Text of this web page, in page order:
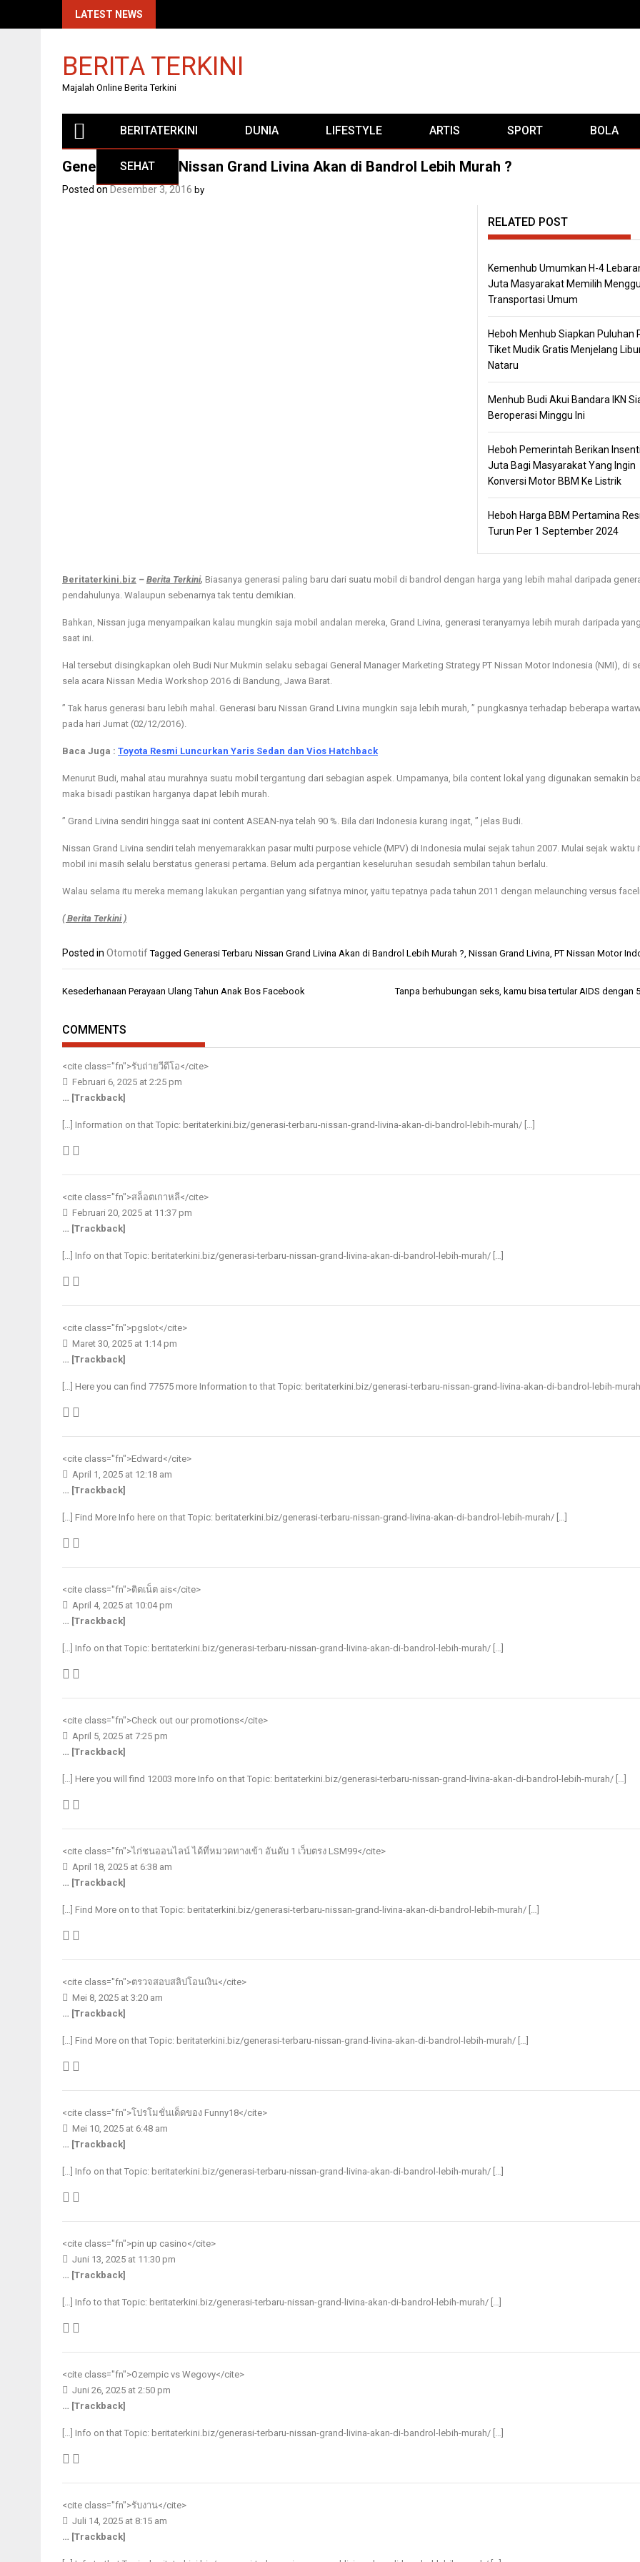
LATEST NEWS
BERITA TERKINI
Majalah Online Berita Terkini
BERITATERKINI DUNIA LIFESTYLE ARTIS SPORT BOLA
SEHAT
Generasi Terbaru Nissan Grand Livina Akan di Bandrol Lebih Murah ?
Posted on Desember 3, 2016 by
RELATED POST
Kemenhub Umumkan H-4
Juta Masyarakat Memilih
Transportasi Umum
Heboh Menhub Siapkan Puluhan
Tiket Mudik Gratis Menjelang
Nataru
Menhub Budi Akui Bandara IKN
Beroperasi Minggu Ini
Heboh Pemerintah Berikan
Juta Bagi Masyarakat Yang Ingin
Konversi Motor BBM Ke Listrik
Heboh Harga BBM Pertamina
Turun Per 1 September 2024
Beritaterkini.biz – Berita Terkini, Biasanya generasi paling baru dari suatu mobil di bandrol dengan harga yang lebih mahal daripada
pendahulunya. Walaupun sebenarnya tak tentu demikian.
Bahkan, Nissan juga menyampaikan kalau mungkin saja mobil andalan mereka, Grand Livina, generasi teranyarnya lebih murah daripada
saat ini.
Hal tersebut disingkapkan oleh Budi Nur Mukmin selaku sebagai General Manager Marketing Strategy PT Nissan Motor Indonesia (NMI), di
sela acara Nissan Media Workshop 2016 di Bandung, Jawa Barat.
” Tak harus generasi baru lebih mahal. Generasi baru Nissan Grand Livina mungkin saja lebih murah, ” pungkasnya terhadap beberapa
pada hari Jumat (02/12/2016).
Baca Juga : Toyota Resmi Luncurkan Yaris Sedan dan Vios Hatchback
Menurut Budi, mahal atau murahnya suatu mobil tergantung dari sebagian aspek. Umpamanya, bila content lokal yang digunakan semakin
maka bisadi pastikan harganya dapat lebih murah.
” Grand Livina sendiri hingga saat ini content ASEAN-nya telah 90 %. Bila dari Indonesia kurang ingat, ” jelas Budi.
Nissan Grand Livina sendiri telah menyemarakkan pasar multi purpose vehicle (MPV) di Indonesia mulai sejak tahun 2007. Mulai sejak waktu
mobil ini masih selalu berstatus generasi pertama. Belum ada pergantian keseluruhan sesudah sembilan tahun berlalu.
Walau selama itu mereka memang lakukan pergantian yang sifatnya minor, yaitu tepatnya pada tahun 2011 dengan melaunching versus
( Berita Terkini )
Posted in Otomotif Tagged Generasi Terbaru Nissan Grand Livina Akan di Bandrol Lebih Murah ?, Nissan Grand Livina, PT Nissan Motor
Navigasi
Kesederhanaan Perayaan Ulang Tahun Anak Bos Facebook Tanpa berhubungan seks, kamu bisa tertular AIDS dengan
COMMENTS
<cite class="fn">รับถ่ายวีดีโอ</cite>
Februari 6, 2025 at 2:25 pm
… [Trackback]
[…] Information on that Topic: beritaterkini.biz/generasi-terbaru-nissan-grand-livina-akan-di-bandrol-lebih-murah/ […]
<cite class="fn">สล็อตเกาหลี</cite>
Februari 20, 2025 at 11:37 pm
… [Trackback]
[…] Info on that Topic: beritaterkini.biz/generasi-terbaru-nissan-grand-livina-akan-di-bandrol-lebih-murah/ […]
<cite class="fn">pgslot</cite>
Maret 30, 2025 at 1:14 pm
… [Trackback]
[…] Here you can find 77575 more Information to that Topic: beritaterkini.biz/generasi-terbaru-nissan-grand-livina-akan-di-bandrol-lebih-
<cite class="fn">Edward </cite>
April 1, 2025 at 12:18 am
… [Trackback]
[…] Find More Info here on that Topic: beritaterkini.biz/generasi-terbaru-nissan-grand-livina-akan-di-bandrol-lebih-murah/ […]
<cite class="fn">ติดเน็ต ais</cite>
April 4, 2025 at 10:04 pm
… [Trackback]
[…] Info on that Topic: beritaterkini.biz/generasi-terbaru-nissan-grand-livina-akan-di-bandrol-lebih-murah/ […]
<cite class="fn">Check out our promotions</cite>
April 5, 2025 at 7:25 pm
… [Trackback]
[…] Here you will find 12003 more Info on that Topic: beritaterkini.biz/generasi-terbaru-nissan-grand-livina-akan-di-bandrol-lebih-murah/ […]
<cite class="fn">ไก่ชนออนไลน์ ได้ที่หมวดทางเข้า อันดับ 1 เว็บตรง LSM99</cite>
April 18, 2025 at 6:38 am
… [Trackback]
[…] Find More on to that Topic: beritaterkini.biz/generasi-terbaru-nissan-grand-livina-akan-di-bandrol-lebih-murah/ […]
<cite class="fn">ตรวจสอบสลิปโอนเงิน</cite>
Mei 8, 2025 at 3:20 am
… [Trackback]
[…] Find More on that Topic: beritaterkini.biz/generasi-terbaru-nissan-grand-livina-akan-di-bandrol-lebih-murah/ […]
<cite class="fn">โปรโมชั่นเด็ดของ Funny18</cite>
Mei 10, 2025 at 6:48 am
… [Trackback]
[…] Info on that Topic: beritaterkini.biz/generasi-terbaru-nissan-grand-livina-akan-di-bandrol-lebih-murah/ […]
<cite class="fn">pin up casino</cite>
Juni 13, 2025 at 11:30 pm
… [Trackback]
[…] Info to that Topic: beritaterkini.biz/generasi-terbaru-nissan-grand-livina-akan-di-bandrol-lebih-murah/ […]
<cite class="fn">Ozempic vs Wegovy</cite>
Juni 26, 2025 at 2:50 pm
… [Trackback]
[…] Info on that Topic: beritaterkini.biz/generasi-terbaru-nissan-grand-livina-akan-di-bandrol-lebih-murah/ […]
<cite class="fn">รับงาน</cite>
Juli 14, 2025 at 8:15 am
… [Trackback]